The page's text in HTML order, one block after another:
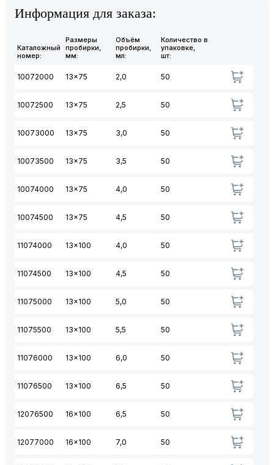
Информация для заказа:
Каталожный
номер:
Размеры
пробирки,
мм:
Объём
пробирки,
мл:
Количество в
упаковке,
шт:
10072000 13x75 2,0 50
10072500 13x75 2,5 50
10073000 13x75 3,0 50
10073500 13x75 3,5 50
10074000 13x75 4,0 50
10074500 13x75 4,5 50
11074000 13x100 4,0 50
11074500 13x100 4,5 50
11075000 13x100 5,0 50
11075500 13x100 5,5 50
11076000 13x100 6,0 50
11076500 13x100 6,5 50
12076500 16x100 6,5 50
12077000 16x100 7,0 50